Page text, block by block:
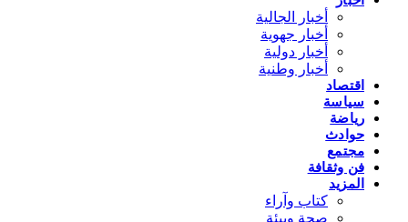
أخبار الجالية
أخبار جهوية
أخبار دولية
أخبار وطنية
اقتصاد
سياسة
رياضة
حوادث
مجتمع
فن وثقافة
المزيد
كتاب وآراء
صحة وبيئة